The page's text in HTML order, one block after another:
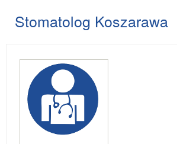
Stomatolog Koszarawa